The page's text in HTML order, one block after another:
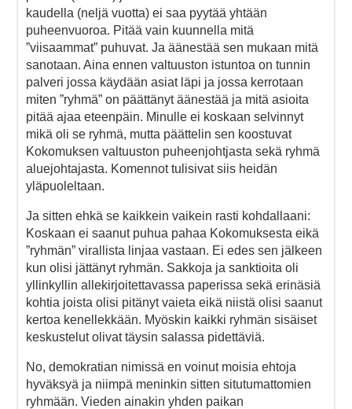
kaudella (neljä vuotta) ei saa pyytää yhtään
puheenvuoroa. Pitää vain kuunnella mitä
”viisaammat” puhuvat. Ja äänestää sen mukaan mitä
sanotaan. Aina ennen valtuuston istuntoa on tunnin
palveri jossa käydään asiat läpi ja jossa kerrotaan
miten ”ryhmä” on päättänyt äänestää ja mitä asioita
pitää ajaa eteenpäin. Minulle ei koskaan selvinnyt
mikä oli se ryhmä, mutta päättelin sen koostuvat
Kokomuksen valtuuston puheenjohtjasta sekä ryhmä
aluejohtajasta. Komennot tulisivat siis heidän
yläpuoleltaan.
Ja sitten ehkä se kaikkein vaikein rasti kohdallaani:
Koskaan ei saanut puhua pahaa Kokomuksesta eikä
”ryhmän” virallista linjaa vastaan. Ei edes sen jälkeen
kun olisi jättänyt ryhmän. Sakkoja ja sanktioita oli
yllinkyllin allekirjoitettavassa paperissa sekä erinäsiä
kohtia joista olisi pitänyt vaieta eikä niistä olisi saanut
kertoa kenellekkään. Myöskin kaikki ryhmän sisäiset
keskustelut olivat täysin salassa pidettäviä.
No, demokratian nimissä en voinut moisia ehtoja
hyväksyä ja niimpä meninkin sitten situtumattomien
ryhmään. Vieden ainakin yhden paikan